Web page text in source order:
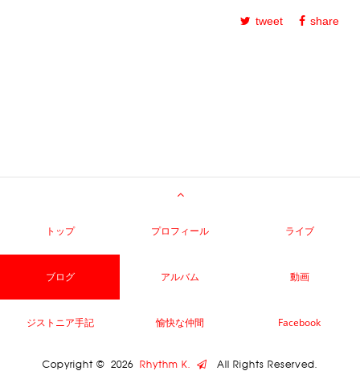
tweet share
トップ プロフィール ライブ
ブログ アルバム 動画
ジストニア手記 愉快な仲間 Facebook
Copyright © 2026 Rhythm K. All Rights Reserved.